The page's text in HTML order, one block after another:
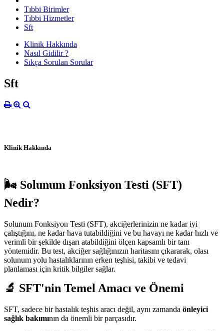
Tıbbi Birimler
Tıbbi Hizmetler
Sft
Klinik Hakkında
Nasıl Gidilir ?
Sıkça Sorulan Sorular
Sft
Klinik Hakkında
🌬️ Solunum Fonksiyon Testi (SFT)
Nedir?
Solunum Fonksiyon Testi (SFT), akciğerlerinizin ne kadar iyi
çalıştığını, ne kadar hava tutabildiğini ve bu havayı ne kadar hızlı ve
verimli bir şekilde dışarı atabildiğini ölçen kapsamlı bir tanı
yöntemidir. Bu test, akciğer sağlığınızın haritasını çıkararak, olası
solunum yolu hastalıklarının erken teşhisi, takibi ve tedavi
planlaması için kritik bilgiler sağlar.
🔬 SFT'nin Temel Amacı ve Önemi
SFT, sadece bir hastalık teşhis aracı değil, aynı zamanda önleyici
sağlık bakımının da önemli bir parçasıdır.